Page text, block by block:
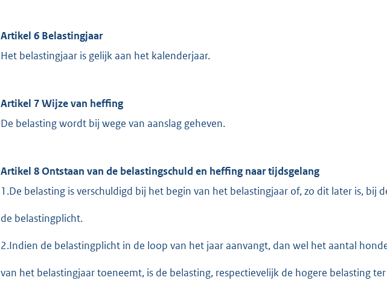
Artikel 6 Belastingjaar
Het belastingjaar is gelijk aan het kalenderjaar.
Artikel 7 Wijze van heffing
De belasting wordt bij wege van aanslag geheven.
Artikel 8 Ontstaan van de belastingschuld en heffing naar tijdsgelang
1.De belasting is verschuldigd bij het begin van het belastingjaar of, zo dit later is, bij
de belastingplicht.
2.Indien de belastingplicht in de loop van het jaar aanvangt, dan wel het aantal
van het belastingjaar toeneemt, is de belasting, respectievelijk de hogere belasting